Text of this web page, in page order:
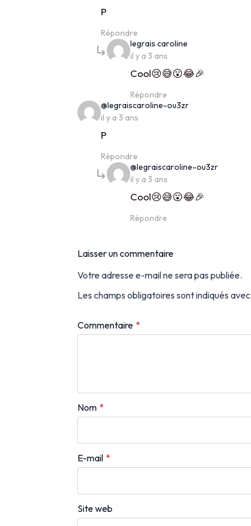
P
Répondre
legrais caroline
il y a 3 ans
Cool😢😅😮😂🎉
Répondre
@legraiscaroline-ou3zrsays:
il y a 3 ans
P
Répondre
@legraiscaroline-ou3zrsays:
il y a 3 ans
Cool😢😅😮😂🎉
Répondre
Laisser un commentaire
Votre adresse e-mail ne sera pas publiée.
Les champs obligatoires sont indiqués avec
Commentaire *
Nom *
E-mail *
Site web